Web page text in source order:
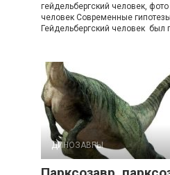
гейдельбергский человек,
человек Современные
Гейдельбергский человек
ДИНОЗАВРЫ